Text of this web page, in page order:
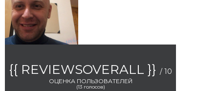
{{ REVIEWSOVERALL }} / 10
ОЦЕНКА ПОЛЬЗОВАТЕЛЕЙ
(13голосов)